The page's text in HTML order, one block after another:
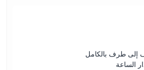
طرف بالكامل
الساعة